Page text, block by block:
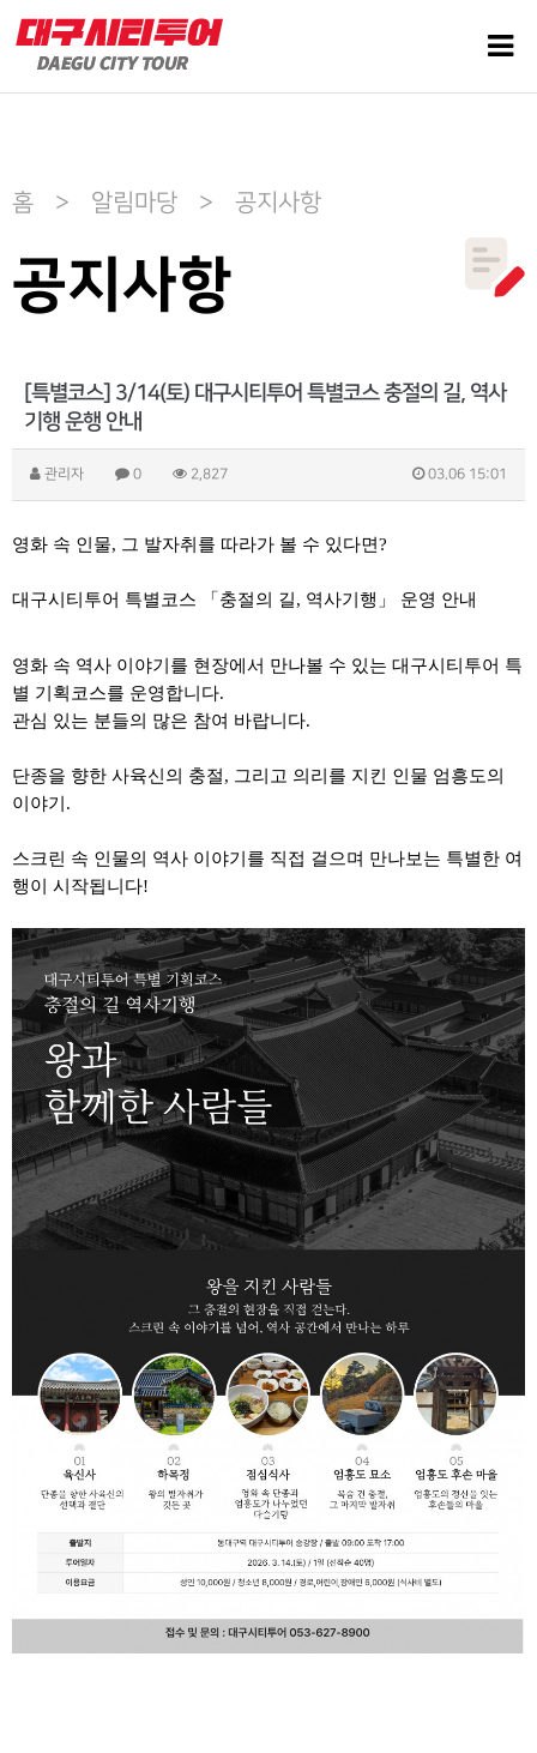
홈 > 알림마당 > 공지사항
공지사항
[특별코스] 3/14(토) 대구시티투어 특별코스 충절의 길, 역사
기행 운행 안내
관리자 0 2,827 03.06 15:01
영화 속 인물, 그 발자취를 따라가 볼 수 있다면?
대구시티투어 특별코스 「충절의 길, 역사기행」 운영 안내
영화 속 역사 이야기를 현장에서 만나볼 수 있는 대구시티투어 특
별 기획코스를 운영합니다.
관심 있는 분들의 많은 참여 바랍니다.
단종을 향한 사육신의 충절, 그리고 의리를 지킨 인물 엄흥도의
이야기.
스크린 속 인물의 역사 이야기를 직접 걸으며 만나보는 특별한 여
행이 시작됩니다!